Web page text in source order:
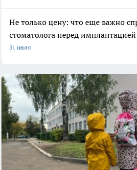
Не только цену: что еще важно
стоматолога перед имплантацией
31 июля